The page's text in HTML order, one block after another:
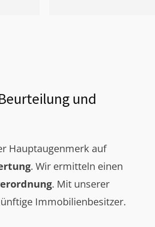
und
Hauptaugenmerk auf
. Wir ermitteln einen
. Mit unserer
Immobilienbesitzer.